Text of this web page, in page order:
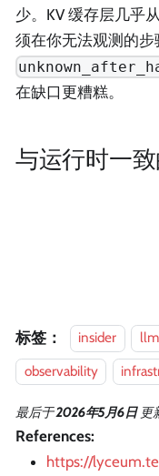
少。KV 缓存层几乎
须在你无法观测的步
在缺口更糟糕。
与运行时一
标签： insider llm
observability
最后于2026年5月6日 更
References:
https://